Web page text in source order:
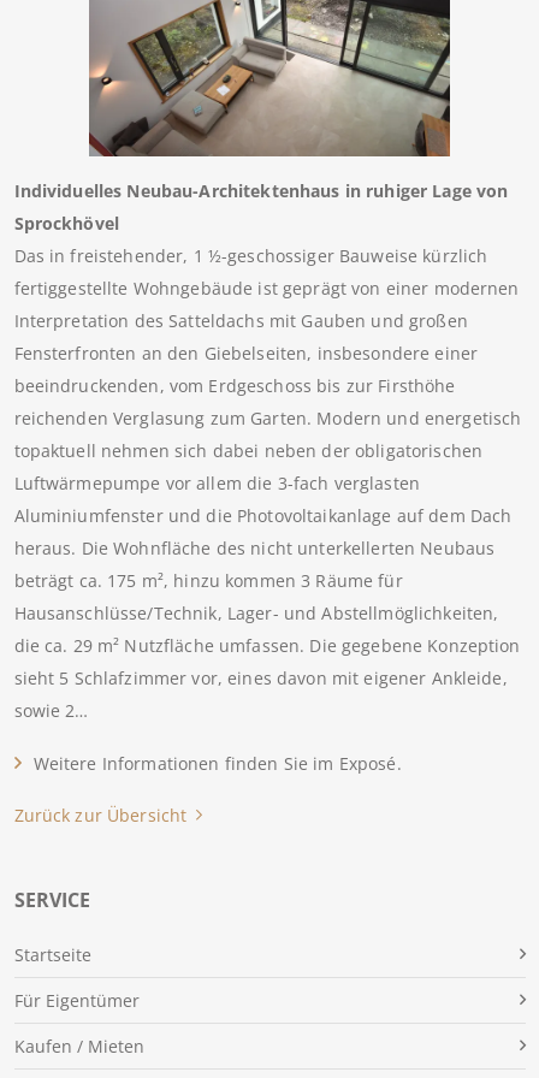
SERVICE
Für Eigentümer
Kaufen / Mieten
Individuelles Neubau-Architektenhaus in ruhiger Lage von
Sprockhövel
Das in freistehender, 1 ½-geschossiger Bauweise kürzlich
fertiggestellte Wohngebäude ist geprägt von einer modernen
Interpretation des Satteldachs mit Gauben und großen
Fensterfronten an den Giebelseiten, insbesondere einer
beeindruckenden, vom Erdgeschoss bis zur Firsthöhe
reichenden Verglasung zum Garten. Modern und energetisch
topaktuell nehmen sich dabei neben der obligatorischen
Luftwärmepumpe vor allem die 3-fach verglasten
Aluminiumfenster und die Photovoltaikanlage auf dem Dach
heraus. Die Wohnfläche des nicht unterkellerten Neubaus
beträgt ca. 175 m², hinzu kommen 3 Räume für
Hausanschlüsse/Technik, Lager- und Abstellmöglichkeiten,
die ca. 29 m² Nutzfläche umfassen. Die gegebene Konzeption
sieht 5 Schlafzimmer vor, eines davon mit eigener Ankleide,
sowie 2…
Weitere Informationen finden Sie im Exposé.
Zurück zur Übersicht